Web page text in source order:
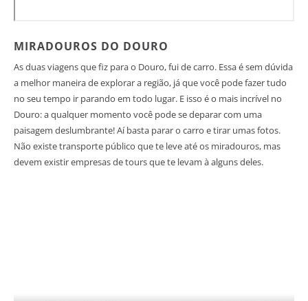
MIRADOUROS DO DOURO
As duas viagens que fiz para o Douro, fui de carro. Essa é sem dúvida
a melhor maneira de explorar a região, já que você pode fazer tudo
no seu tempo ir parando em todo lugar. E isso é o mais incrível no
Douro: a qualquer momento você pode se deparar com uma
paisagem deslumbrante! Aí basta parar o carro e tirar umas fotos.
Não existe transporte público que te leve até os miradouros, mas
devem existir empresas de tours que te levam à alguns deles.